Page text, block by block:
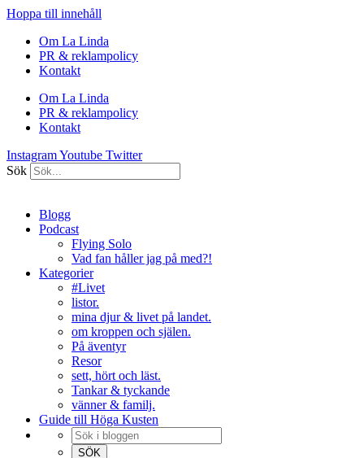
Hoppa till innehåll
Om La Linda
PR & reklampolicy
Kontakt
Om La Linda
PR & reklampolicy
Kontakt
InstagramYoutube Twitter
Sök
Blogg
Podcast
Flying Solo
Vad fan håller jag på med?!
Kategorier
#Livet
listor.
mina djur & livet på landet.
om kroppen och själen.
På äventyr
Resor
sett, hört och läst.
Tankar & tyckande
vänner & familj.
Guide till Höga Kusten